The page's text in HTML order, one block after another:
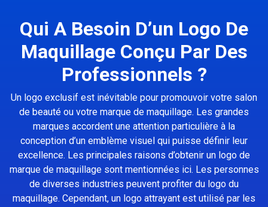
Qui A Besoin D’un Logo De
Maquillage Conçu Par Des
Professionnels ?
Un logo exclusif est inévitable pour promouvoir votre salon
de beauté ou votre marque de maquillage. Les grandes
marques accordent une attention particulière à la
conception d’un emblème visuel qui puisse définir leur
excellence. Les principales raisons d’obtenir un logo de
marque de maquillage sont mentionnées ici. Les personnes
de diverses industries peuvent profiter du logo du
maquillage. Cependant, un logo attrayant est utilisé par les